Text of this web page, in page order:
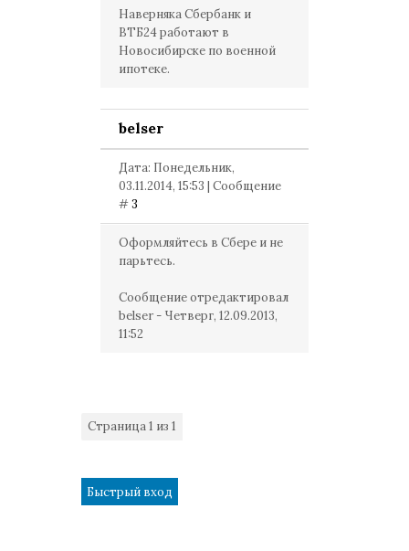
Наверняка Сбербанк и
ВТБ24 работают в
Новосибирске по военной
ипотеке.
belser
Дата: Понедельник,
03.11.2014, 15:53 | Сообщение
#3
Оформляйтесь в Сбере и не
парьтесь.
Сообщение отредактировал
belser - Четверг, 12.09.2013,
11:52
Страница1 из 1